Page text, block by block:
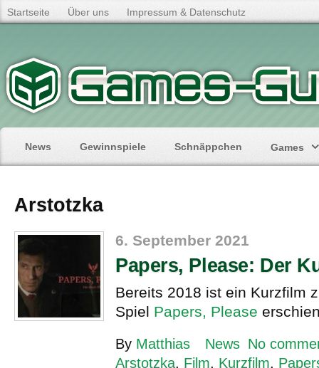
Startseite Über uns Impressum & Datenschutz
News Gewinnspiele Schnäppchen Games
Arstotzka
6. September 2021
Papers, Please: Der
Bereits 2018 ist ein Kurzfilm
Spiel Papers, Please
By Matthias News No
Arstotzka, Film, Kurzfilm,